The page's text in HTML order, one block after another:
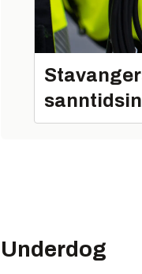
Underdog